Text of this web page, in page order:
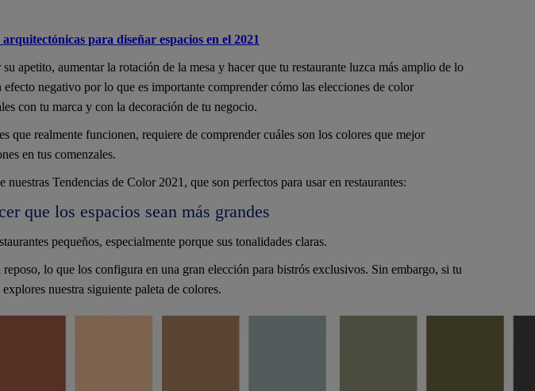
para diseñar espacios en el 2021
apetito, aumentar la rotación de la mesa y hacer que tu restaurante luzca más amplio de lo
negativo por lo que es importante comprender cómo las elecciones de color
con tu marca y con la decoración de tu negocio.
que realmente funcionen, requiere de comprender cuáles son los colores que mejor
en tus comenzales.
Tendencias de Color 2021, que son perfectos para usar en restaurantes:
que los espacios sean más grandes
pequeños, especialmente porque sus tonalidades claras.
lo que los configura en una gran elección para bistrós exclusivos. Sin embargo, si tu
nuestra siguiente paleta de colores.